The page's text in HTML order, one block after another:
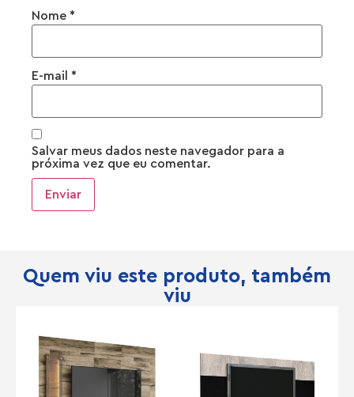
Nome *
E-mail *
Salvar meus dados neste navegador para a
próxima vez que eu comentar.
Quem viu este produto, também
viu